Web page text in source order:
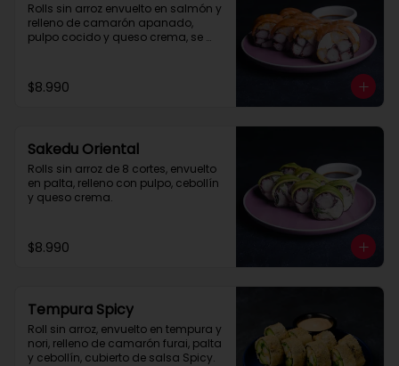
Rolls sin arroz envuelto en salmón y
relleno de camarón apanado,
pulpo cocido y queso crema, se
$8.990
Sakedu Oriental
Rolls sin arroz de 8 cortes, envuelto
en palta, relleno con pulpo, cebollín
y queso crema.
$8.990
Tempura Spicy
Roll sin arroz, envuelto en tempura y
nori, relleno de camarón furai, palta
y cebollín, cubierto de salsa Spicy.